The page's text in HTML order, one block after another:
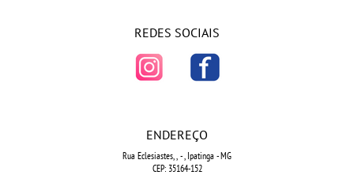
REDES SOCIAIS
ENDEREÇO
Rua Eclesiastes, , - , Ipatinga -MG
CEP: 35164-152